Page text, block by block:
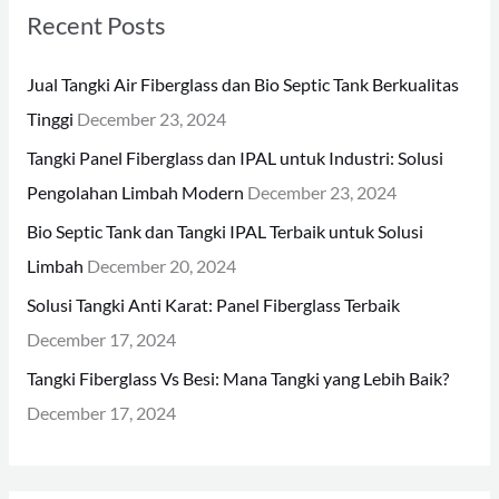
c
r
:
Recent Posts
Jual Tangki Air Fiberglass dan Bio Septic Tank Berkualitas
Tinggi December 23, 2024
Tangki Panel Fiberglass dan IPAL untuk Industri: Solusi
Pengolahan Limbah Modern December 23, 2024
Bio Septic Tank dan Tangki IPAL Terbaik untuk Solusi
Limbah December 20, 2024
Solusi Tangki Anti Karat: Panel Fiberglass Terbaik
December 17, 2024
Tangki Fiberglass Vs Besi: Mana Tangki yang Lebih Baik?
December 17, 2024